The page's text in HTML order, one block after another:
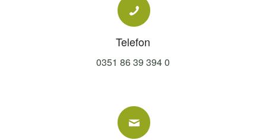
Telefon
0351 86 39 394 0